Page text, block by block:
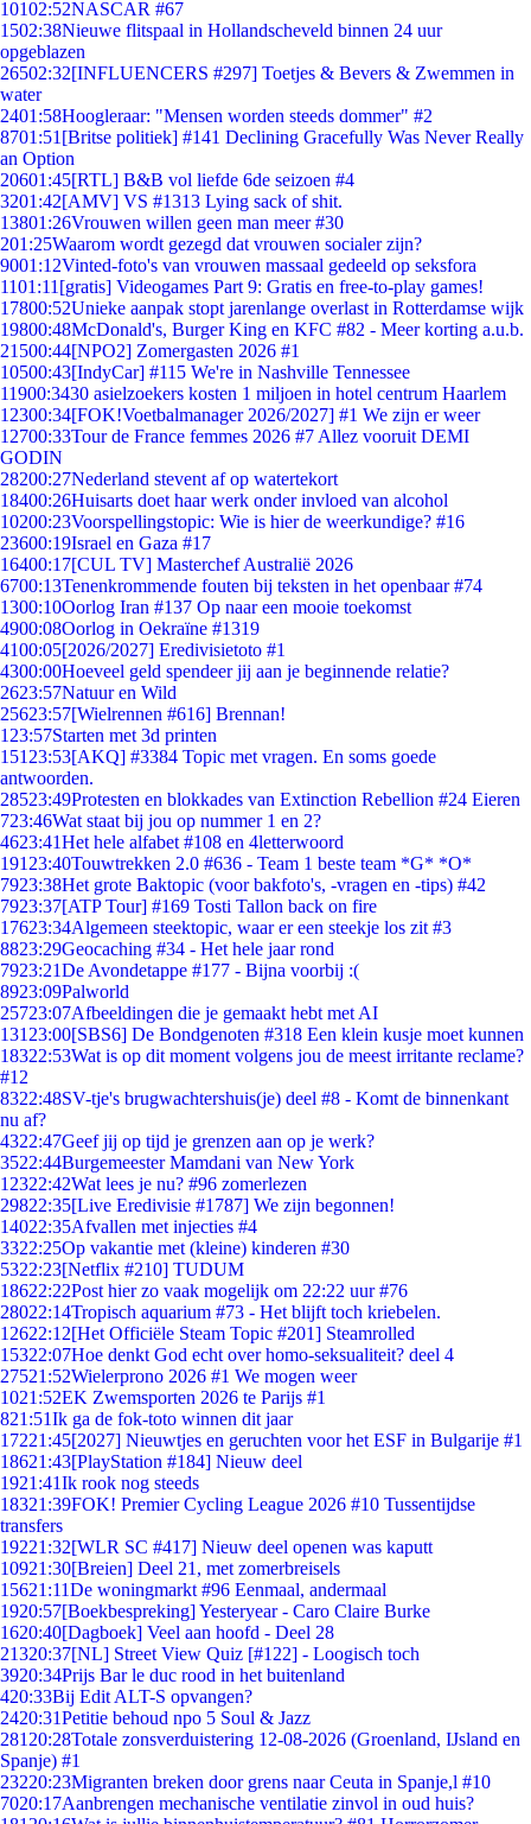
10102:52NASCAR #67
1502:38Nieuwe flitspaal in Hollandscheveld binnen 24 uur
opgeblazen
26502:32[INFLUENCERS #297] Toetjes & Bevers & Zwemmen in
water
2401:58Hoogleraar: "Mensen worden steeds dommer" #2
8701:51 [Britse politiek] #141 Declining Gracefully Was Never Really
an Option
20601:45[RTL] B&B vol liefde 6de seizoen #4
3201:42[AMV] VS #1313 Lying sack of shit.
13801:26Vrouwen willen geen man meer #30
201:25Waarom wordt gezegd dat vrouwen socialer zijn?
9001:12Vinted-foto's van vrouwen massaal gedeeld op seksfora
1101:11 [gratis] Videogames Part 9: Gratis en free-to-play games!
17800:52Unieke aanpak stopt jarenlange overlast in Rotterdamse wijk
19800:48McDonald's, Burger King en KFC #82 - Meer korting a.u.b.
21500:44[NPO2] Zomergasten 2026 #1
10500:43[IndyCar] #115 We're in Nashville Tennessee
11900:3430 asielzoekers kosten 1 miljoen in hotel centrum Haarlem
12300:34[FOK!Voetbalmanager 2026/2027] #1 We zijn er weer
12700:33Tour de France femmes 2026 #7 Allez vooruit DEMI
GODIN
28200:27Nederland stevent af op watertekort
18400:26Huisarts doet haar werk onder invloed van alcohol
10200:23Voorspellingstopic: Wie is hier de weerkundige? #16
23600:19Israel en Gaza #17
16400:17[CUL TV] Masterchef Australië 2026
6700:13Tenenkrommende fouten bij teksten in het openbaar #74
1300:10Oorlog Iran #137 Op naar een mooie toekomst
4900:08Oorlog in Oekraïne #1319
4100:05[2026/2027] Eredivisietoto #1
4300:00Hoeveel geld spendeer jij aan je beginnende relatie?
2623:57Natuur en Wild
25623:57[Wielrennen #616] Brennan!
1 23:57Starten met 3d printen
151 23:53[AKQ] #3384 Topic met vragen. En soms goede
antwoorden.
28523:49Protesten en blokkades van Extinction Rebellion #24 Eieren
723:46Wat staat bij jou op nummer 1 en 2?
4623:41Het hele alfabet #108 en 4letterwoord
191 23:40Touwtrekken 2.0 #636 - Team 1 beste team *G* *O*
7923:38Het grote Baktopic (voor bakfoto's, -vragen en -tips) #42
7923:37[ATP Tour] #169 Tosti Tallon back on fire
17623:34Algemeen steektopic, waar er een steekje los zit #3
8823:29Geocaching #34 - Het hele jaar rond
7923:21De Avondetappe #177 - Bijna voorbij :(
8923:09Palworld
25723:07Afbeeldingen die je gemaakt hebt met AI
131 23:00[SBS6] De Bondgenoten #318 Een klein kusje moet kunnen
18322:53Wat is op dit moment volgens jou de meest irritante reclame?
#12
8322:48SV-tje's brugwachtershuis(je) deel #8 - Komt de binnenkant
nu af?
4322:47Geef jij op tijd je grenzen aan op je werk?
3522:44Burgemeester Mamdani van New York
12322:42Wat lees je nu? #96 zomerlezen
29822:35[Live Eredivisie #1787] We zijn begonnen!
14022:35Afvallen met injecties #4
3322:25Op vakantie met (kleine) kinderen #30
5322:23[Netflix #210] TUDUM
18622:22Post hier zo vaak mogelijk om 22:22 uur #76
28022:14Tropisch aquarium #73 - Het blijft toch kriebelen.
12622:12[Het Officiële Steam Topic #201] Steamrolled
15322:07Hoe denkt God echt over homo-seksualiteit? deel 4
27521:52Wielerprono 2026 #1 We mogen weer
1021:52EK Zwemsporten 2026 te Parijs #1
821:51Ik ga de fok-toto winnen dit jaar
17221:45[2027] Nieuwtjes en geruchten voor het ESF in Bulgarije #1
18621:43[PlayStation #184] Nieuw deel
1921:41Ik rook nog steeds
18321:39FOK! Premier Cycling League 2026 #10 Tussentijdse
transfers
19221:32[WLR SC #417] Nieuw deel openen was kaputt
10921:30[Breien] Deel 21, met zomerbreisels
15621:11De woningmarkt #96 Eenmaal, andermaal
1920:57[Boekbespreking] Yesteryear - Caro Claire Burke
1620:40[Dagboek] Veel aan hoofd - Deel 28
21320:37[NL] Street View Quiz [#122] - Loogisch toch
3920:34Prijs Bar le duc rood in het buitenland
420:33Bij Edit ALT-S opvangen?
2420:31Petitie behoud npo 5 Soul & Jazz
281 20:28Totale zonsverduistering 12-08-2026 (Groenland, IJsland en
Spanje) #1
23220:23Migranten breken door grens naar Ceuta in Spanje,l #10
7020:17Aanbrengen mechanische ventilatie zinvol in oud huis?